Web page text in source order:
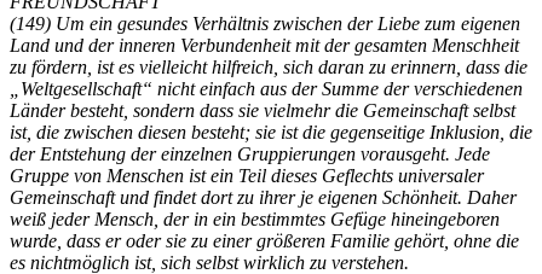
(149) Um ein gesundes Verhältnis zwischen der Liebe zum eigenen
Land und der inneren Verbundenheit mit der gesamten Menschheit
zu fördern, ist es vielleicht hilfreich, sich daran zu erinnern, dass die
„Weltgesellschaft“ nicht einfach aus der Summe der verschiedenen
Länder besteht, sondern dass sie vielmehr die Gemeinschaft selbst
ist, die zwischen diesen besteht; sie ist die gegenseitige Inklusion, die
der Entstehung der einzelnen Gruppierungen vorausgeht. Jede
Gruppe von Menschen ist ein Teil dieses Geflechts universaler
Gemeinschaft und findet dort zu ihrer je eigenen Schönheit. Daher
weiß jeder Mensch, der in ein bestimmtes Gefüge hineingeboren
wurde, dass er oder sie zu einer größeren Familie gehört, ohne die
es nichtmöglich ist, sich selbst wirklich zu verstehen.